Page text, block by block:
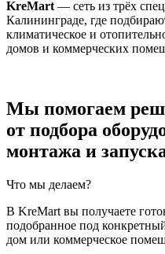
KreMart— сеть из трёх
Калининграде, где
климатическое и
домов и коммерческих
Мы помогаем
от подбора
монтажа и
Что мы делаем?
В KreMart вы получаете
подобранное под
дом или коммерческое